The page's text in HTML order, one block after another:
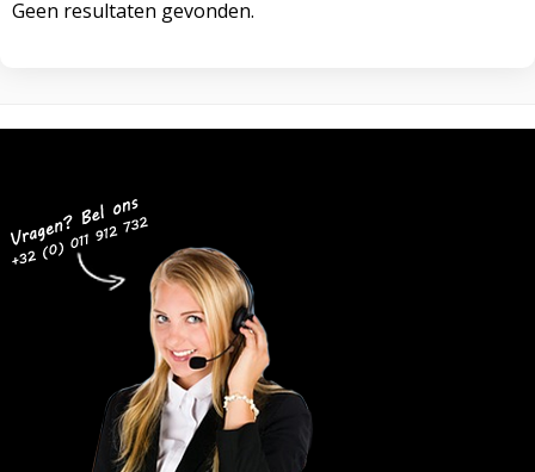
Geen resultaten gevonden.